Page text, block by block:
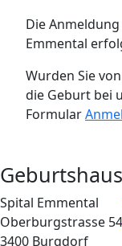
Die
Emmental
Wurden Sie
die Geburt bei
Formular
Spital Emmental
Oberburgstrasse 54
3400 Burgdorf